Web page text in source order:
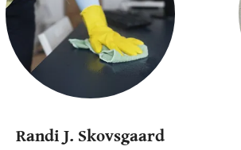
Randi J. Skovsgaard